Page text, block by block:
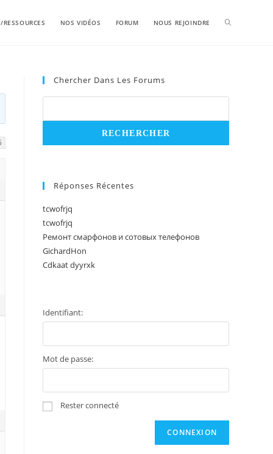
RESSOURCES NOS VIDÉOS FORUM NOUS REJOINDRE
Chercher Dans Les Forums
Réponses Récentes
tcwofrjq
tcwofrjq
Ремонт смарфонов и сотовых телефонов
GichardHon
Cdkaat dyyrxk
Identifiant:
Mot de passe:
Rester connecté
CONNEXION